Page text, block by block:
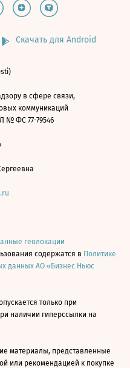
Скачать для Android
в сфере связи,
коммуникаций
№ ФС 77-79546
геолокации
содержатся в Политике
данных АО «Бизнес Ньюс
только при
наличии гиперссылки на
материалы, представленные
или рекомендацией к покупке